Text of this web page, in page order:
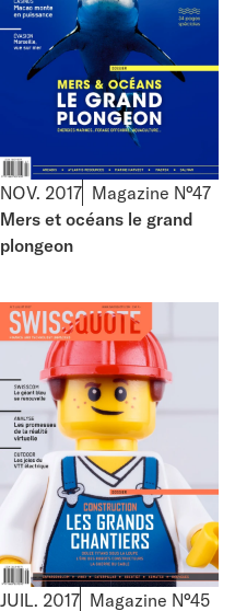
NOV. 2017 Magazine N°47
Mers et océans le grand
plongeon
JUIL. 2017 Magazine N°45